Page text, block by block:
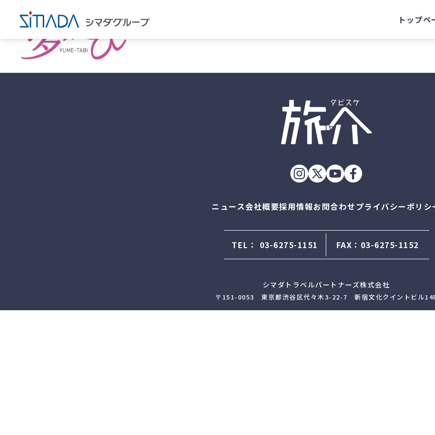
トップペ
ニュース会社概要採用情報お問合わせプライバシーポリシ
TEL： 03-6275-1151 FAX：03-6275-1152
シマダトラベルパートナーズ株式会社
〒151-0053 東京都渋谷区代々木3-22-7 新宿文化クイントビル